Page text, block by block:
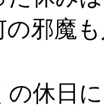
邪魔
休日